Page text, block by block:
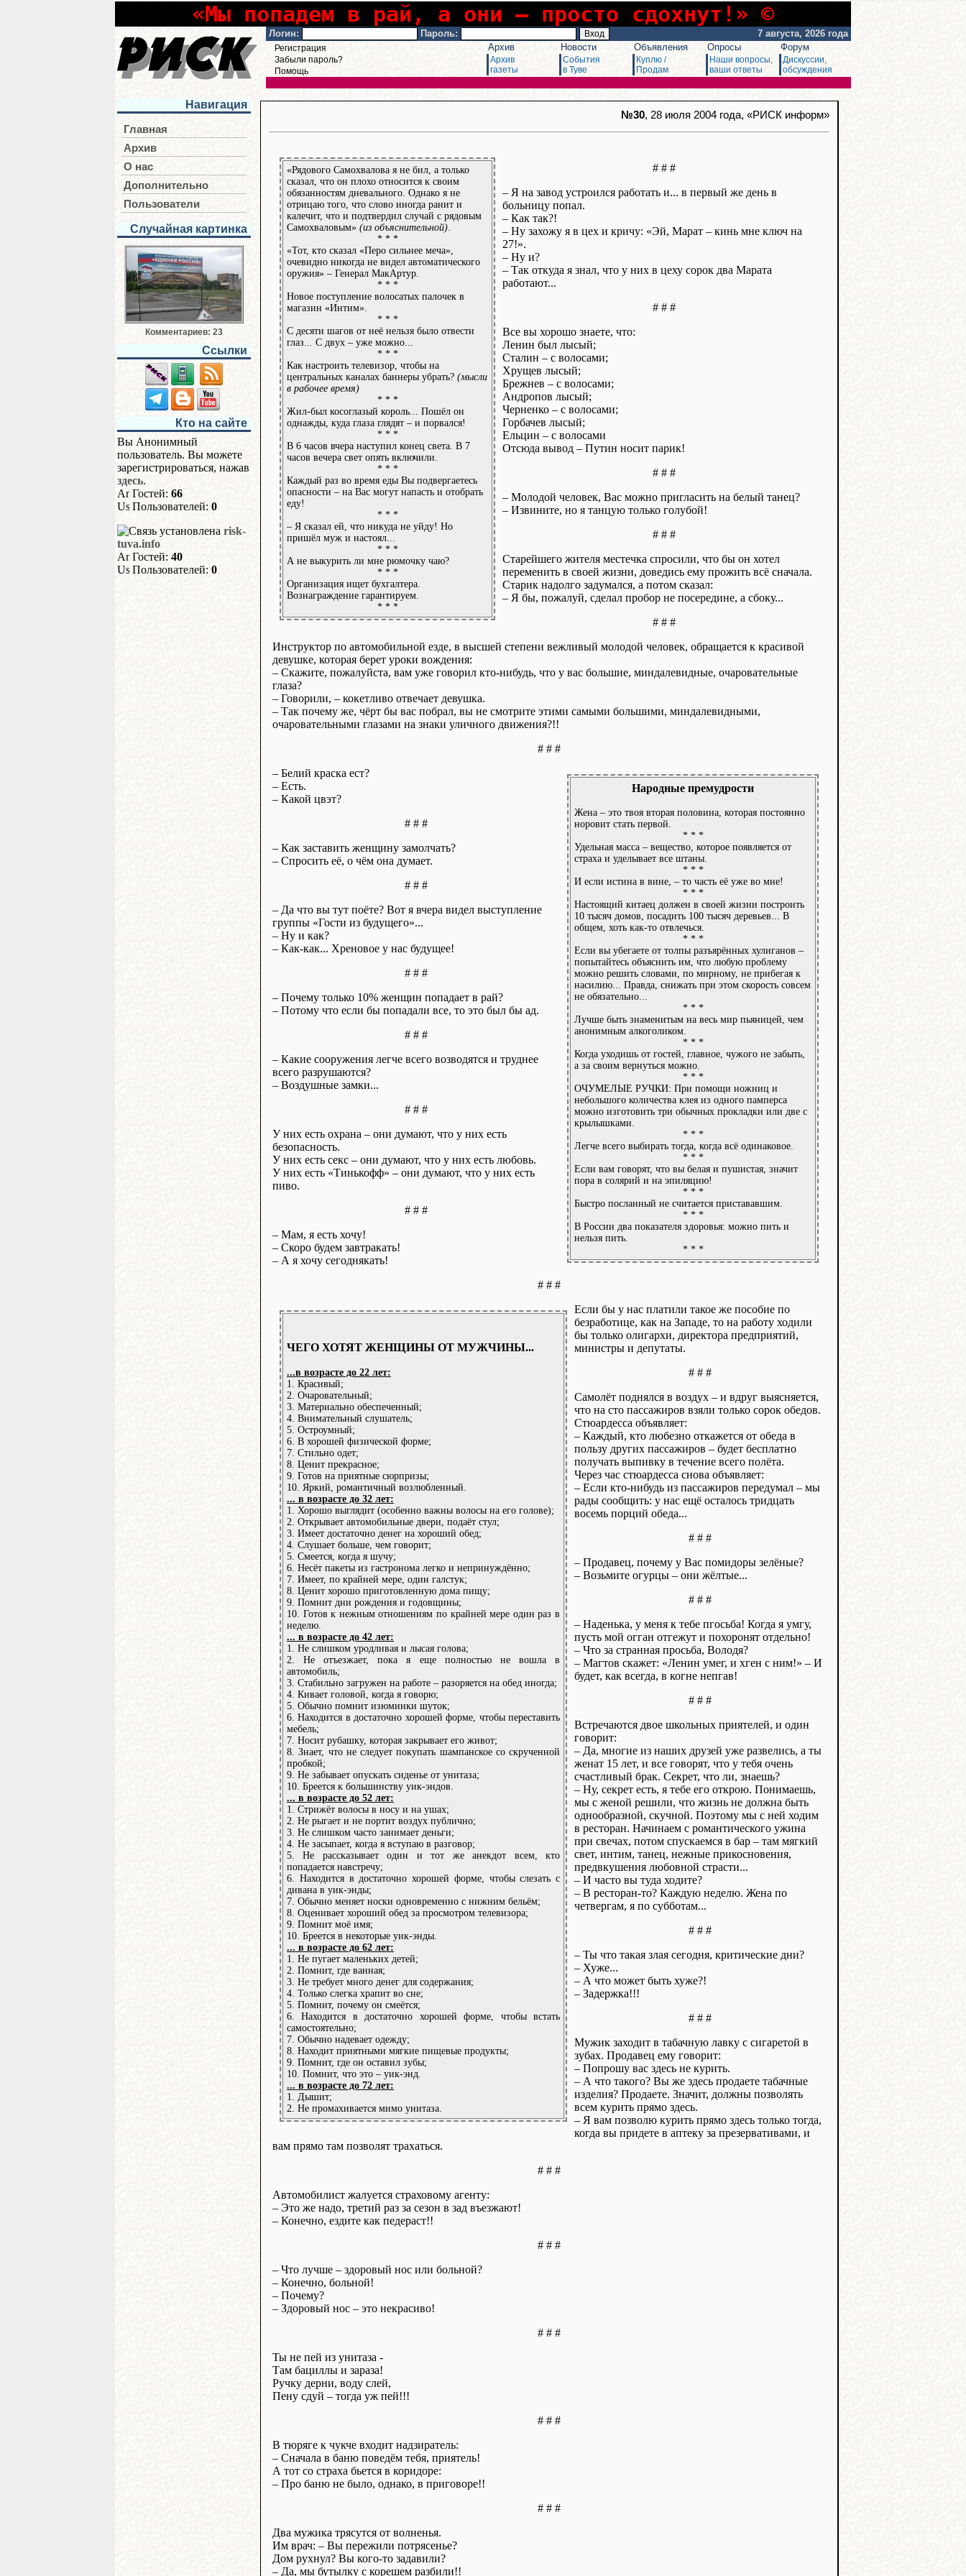
«Мы попадем в рай, а они – просто сдохнут!» ©
Логин: Пароль: 7 августа, 2026 года
Регистрация
Забыли пароль?
Помощь
Архив
Архив
газеты
Новости
События
в Туве
Объявления
Куплю /
Продам
Опросы
Наши вопросы,
ваши ответы
Форум
Дискуссии,
обсуждения
Навигация
Главная
Архив
О нас
Дополнительно
Пользователи
Случайная картинка
Комментариев: 23
Ссылки
Кто на сайте
Вы Анонимный
пользователь. Вы можете
зарегистрироваться, нажав
здесь.
Гостей: 66
Пользователей: 0
risk-
tuva.info
Гостей: 40
Пользователей: 0
№30, 28 июля 2004 года, «РИСК информ»
«Рядового Самохвалова я не бил, а только
сказал, что он плохо относится к своим
обязанностям дневального. Однако я не
отрицаю того, что слово иногда ранит и
калечит, что и подтвердил случай с рядовым
Самохваловым» (из объяснительной)
* * *
«Тот, кто сказал «Перо сильнее меча»,
очевидно никогда не видел автоматического
оружия» – Генерал МакАртур.
* * *
Новое поступление волосатых палочек в
магазин «Интим».
* * *
С десяти шагов от неё нельзя было отвести
глаз... С двух – уже можно...
* * *
Как настроить телевизор, чтобы на
центральных каналах баннеры убрать? (мысли
в рабочее время)
* * *
Жил-был косоглазый король... Пошёл он
однажды, куда глаза глядят – и порвался!
* * *
В 6 часов вчера наступил конец света. В 7
часов вечера свет опять включили.
* * *
Каждый раз во время еды Вы подвергаетесь
опасности – на Вас могут напасть и отобрать
еду!
* * *
– Я сказал ей, что никуда не уйду! Но
пришёл муж и настоял...
* * *
А не выкурить ли мне рюмочку чаю?
* * *
Организация ищет бухгалтера.
Вознаграждение гарантируем.
* * *
# # #
– Я на завод устроился работать и... в первый же день в
больницу попал.
– Как так?!
– Ну захожу я в цех и кричу: «Эй, Марат – кинь мне ключ на
27!».
– Ну и?
– Так откуда я знал, что у них в цеху сорок два Марата
работают...
# # #
Все вы хорошо знаете, что:
Ленин был лысый;
Сталин – с волосами;
Хрущев лысый;
Брежнев – с волосами;
Андропов лысый;
Черненко – с волосами;
Горбачев лысый;
Ельцин – с волосами
Отсюда вывод – Путин носит парик!
# # #
– Молодой человек, Вас можно пригласить на белый танец?
– Извините, но я танцую только голубой!
# # #
Старейшего жителя местечка спросили, что бы он хотел
переменить в своей жизни, доведись ему прожить всё сначала.
Старик надолго задумался, а потом сказал:
– Я бы, пожалуй, сделал пробор не посередине, а сбоку...
# # #
Инструктор по автомобильной езде, в высшей степени вежливый молодой человек, обращается к красивой
девушке, которая берет уроки вождения:
– Скажите, пожалуйста, вам уже говорил кто-нибудь, что у вас большие, миндалевидные, очаровательные
глаза?
– Говорили, – кокетливо отвечает девушка.
– Так почему же, чёрт бы вас побрал, вы не смотрите этими самыми большими, миндалевидными,
очаровательными глазами на знаки уличного движения?!!
# # #
Народные премудрости
Жена – это твоя вторая половина, которая постоянно
норовит стать первой.
* * *
Удельная масса – вещество, которое появляется от
страха и уделывает все штаны.
* * *
И если истина в вине, – то часть её уже во мне!
* * *
Настоящий китаец должен в своей жизни построить
10 тысяч домов, посадить 100 тысяч деревьев... В
общем, хоть как-то отвлечься.
* * *
Если вы убегаете от толпы разъярённых хулиганов –
попытайтесь объяснить им, что любую проблему
можно решить словами, по мирному, не прибегая к
насилию... Правда, снижать при этом скорость совсем
не обязательно...
* * *
Лучше быть знаменитым на весь мир пьяницей, чем
анонимным алкоголиком.
* * *
Когда уходишь от гостей, главное, чужого не забыть,
а за своим вернуться можно.
* * *
ОЧУМЕЛЫЕ РУЧКИ: При помощи ножниц и
небольшого количества клея из одного памперса
можно изготовить три обычных прокладки или две с
крылышками.
* * *
Легче всего выбирать тогда, когда всё одинаковое.
* * *
Если вам говорят, что вы белая и пушистая, значит
пора в солярий и на эпиляцию!
* * *
Быстро посланный не считается пристававшим.
* * *
В России два показателя здоровья: можно пить и
нельзя пить.
* * *
– Белий краска ест?
– Есть.
– Какой цвэт?
# # #
– Как заставить женщину замолчать?
– Спросить её, о чём она думает.
# # #
– Да что вы тут поёте? Вот я вчера видел выступление
группы «Гости из будущего»...
– Ну и как?
– Как-как... Хреновое у нас будущее!
# # #
– Почему только 10% женщин попадает в рай?
– Потому что если бы попадали все, то это был бы ад.
# # #
– Какие сооружения легче всего возводятся и труднее
всего разрушаются?
– Воздушные замки...
# # #
У них есть охрана – они думают, что у них есть
безопасность.
У них есть секс – они думают, что у них есть любовь.
У них есть «Тинькофф» – они думают, что у них есть
пиво.
# # #
– Мам, я есть хочу!
– Скоро будем завтракать!
– А я хочу сегоднякать!
# # #
ЧЕГО ХОТЯТ ЖЕНЩИНЫ ОТ МУЖЧИНЫ...
...в возрасте до 22 лет:
1. Красивый;
2. Очаровательный;
3. Материально обеспеченный;
4. Внимательный слушатель;
5. Остроумный;
6. В хорошей физической форме;
7. Стильно одет;
8. Ценит прекрасное;
9. Готов на приятные сюрпризы;
10. Яркий, романтичный возлюбленный.
... в возрасте до 32 лет:
1. Хорошо выглядит (особенно важны волосы на его голове);
2. Открывает автомобильные двери, подаёт стул;
3. Имеет достаточно денег на хороший обед;
4. Слушает больше, чем говорит;
5. Смеется, когда я шучу;
6. Несёт пакеты из гастронома легко и непринуждённо;
7. Имеет, по крайней мере, один галстук;
8. Ценит хорошо приготовленную дома пищу;
9. Помнит дни рождения и годовщины;
10. Готов к нежным отношениям по крайней мере один раз в
неделю.
... в возрасте до 42 лет:
1. Не слишком уродливая и лысая голова;
2. Не отъезжает, пока я еще полностью не вошла в
автомобиль;
3. Стабильно загружен на работе – разоряется на обед иногда;
4. Кивает головой, когда я говорю;
5. Обычно помнит изюминки шуток;
6. Находится в достаточно хорошей форме, чтобы переставить
мебель;
7. Носит рубашку, которая закрывает его живот;
8. Знает, что не следует покупать шампанское со скрученной
пробкой;
9. Не забывает опускать сиденье от унитаза;
10. Бреется к большинству уик-эндов.
... в возрасте до 52 лет:
1. Стрижёт волосы в носу и на ушах;
2. Не рыгает и не портит воздух публично;
3. Не слишком часто занимает деньги;
4. Не засыпает, когда я вступаю в разговор;
5. Не рассказывает один и тот же анекдот всем, кто
попадается навстречу;
6. Находится в достаточно хорошей форме, чтобы слезать с
дивана в уик-энды;
7. Обычно меняет носки одновременно с нижним бельём;
8. Оценивает хороший обед за просмотром телевизора;
9. Помнит моё имя;
10. Бреется в некоторые уик-энды.
... в возрасте до 62 лет:
1. Не пугает маленьких детей;
2. Помнит, где ванная;
3. Не требует много денег для содержания;
4. Только слегка храпит во сне;
5. Помнит, почему он смеётся;
6. Находится в достаточно хорошей форме, чтобы встать
самостоятельно;
7. Обычно надевает одежду;
8. Находит приятными мягкие пищевые продукты;
9. Помнит, где он оставил зубы;
10. Помнит, что это – уик-энд.
... в возрасте до 72 лет:
1. Дышит;
2. Не промахивается мимо унитаза.
Если бы у нас платили такое же пособие по
безработице, как на Западе, то на работу ходили
бы только олигархи, директора предприятий,
министры и депутаты.
# # #
Самолёт поднялся в воздух – и вдруг выясняется,
что на сто пассажиров взяли только сорок обедов.
Стюардесса объявляет:
– Каждый, кто любезно откажется от обеда в
пользу других пассажиров – будет бесплатно
получать выпивку в течение всего полёта.
Через час стюардесса снова объявляет:
– Если кто-нибудь из пассажиров передумал – мы
рады сообщить: у нас ещё осталось тридцать
восемь порций обеда...
# # #
– Продавец, почему у Вас помидоры зелёные?
– Возьмите огурцы – они жёлтые...
# # #
– Наденька, у меня к тебе пгосьба! Когда я умгу,
пусть мой огган отгежут и похоронят отдельно!
– Что за странная просьба, Володя?
– Магтов скажет: «Ленин умег, и хген с ним!» – И
будет, как всегда, в когне непгав!
# # #
Встречаются двое школьных приятелей, и один
говорит:
– Да, многие из наших друзей уже развелись, а ты
женат 15 лет, и все говорят, что у тебя очень
счастливый брак. Секрет, что ли, знаешь?
– Ну, секрет есть, я тебе его открою. Понимаешь,
мы с женой решили, что жизнь не должна быть
однообразной, скучной. Поэтому мы с ней ходим
в ресторан. Начинаем с романтического ужина
при свечах, потом спускаемся в бар – там мягкий
свет, интим, танец, нежные прикосновения,
предвкушения любовной страсти...
– И часто вы туда ходите?
– В ресторан-то? Каждую неделю. Жена по
четвергам, я по субботам...
# # #
– Ты что такая злая сегодня, критические дни?
– Хуже...
– А что может быть хуже?!
– Задержка!!!
# # #
Мужик заходит в табачную лавку с сигаретой в
зубах. Продавец ему говорит:
– Попрошу вас здесь не курить.
– А что такого? Вы же здесь продаете табачные
изделия? Продаете. Значит, должны позволять
всем курить прямо здесь.
– Я вам позволю курить прямо здесь только тогда,
когда вы придете в аптеку за презервативами, и
вам прямо там позволят трахаться.
# # #
Автомобилист жалуется страховому агенту:
– Это же надо, третий раз за сезон в зад въезжают!
– Конечно, ездите как педераст!!
# # #
– Что лучше – здоровый нос или больной?
– Конечно, больной!
– Почему?
– Здоровый нос – это некрасиво!
# # #
Ты не пей из унитаза -
Там бациллы и зараза!
Ручку дерни, воду слей,
Пену сдуй – тогда уж пей!!!
# # #
В тюряге к чукче входит надзиратель:
– Сначала в баню поведём тебя, приятель!
А тот со страха бьется в коридоре:
– Про баню не было, однако, в приговоре!!
# # #
Два мужика трясутся от волненья.
Им врач: – Вы пережили потрясенье?
Дом рухнул? Вы кого-то задавили?
– Да, мы бутылку с корешем разбили!!